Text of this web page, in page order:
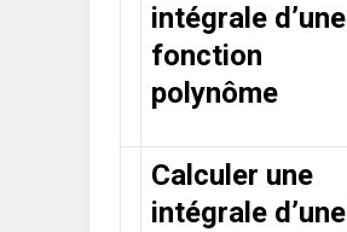
intégrale d’une
fonction
polynôme
Calculer une
intégrale d’une